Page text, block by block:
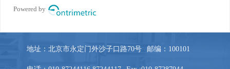
地址：北京市永定门外沙子口路70号 邮编：100101